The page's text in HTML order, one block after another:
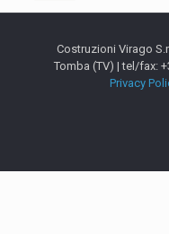
Costruzioni Virago
Tomba (TV) | tel/fax:
Privacy